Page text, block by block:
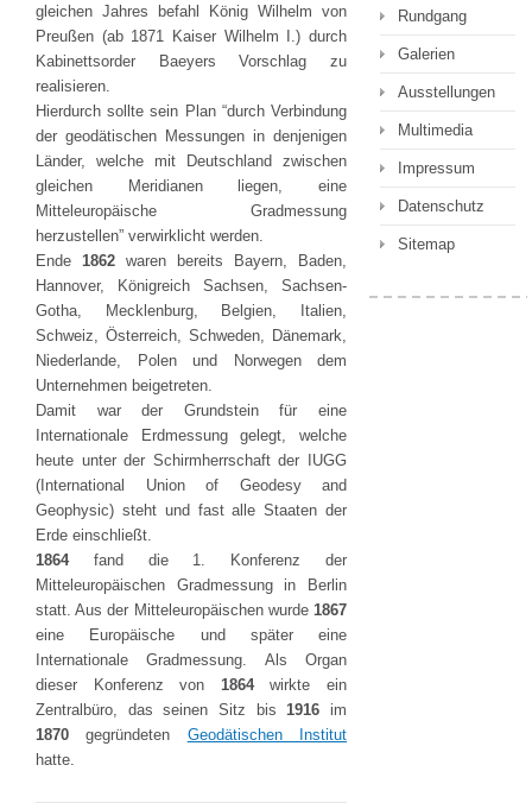
gleichen Jahres befahl König Wilhelm von
Preußen (ab 1871 Kaiser Wilhelm I.) durch
Kabinettsorder Baeyers Vorschlag zu
realisieren.
Hierdurch sollte sein Plan “durch Verbindung
der geodätischen Messungen in denjenigen
Länder, welche mit Deutschland zwischen
gleichen Meridianen liegen, eine
Mitteleuropäische Gradmessung
herzustellen” verwirklicht werden.
Ende 1862 waren bereits Bayern, Baden,
Hannover, Königreich Sachsen, Sachsen-
Gotha, Mecklenburg, Belgien, Italien,
Schweiz, Österreich, Schweden, Dänemark,
Niederlande, Polen und Norwegen dem
Unternehmen beigetreten.
Damit war der Grundstein für eine
Internationale Erdmessung gelegt, welche
heute unter der Schirmherrschaft der IUGG
(International Union of Geodesy and
Geophysic) steht und fast alle Staaten der
Erde einschließt.
1864fand die 1. Konferenz der
Mitteleuropäischen Gradmessung in Berlin
statt. Aus der Mitteleuropäischen wurde 1867
eine Europäische und später eine
Internationale Gradmessung. Als Organ
dieser Konferenz von 1864wirkte ein
Zentralbüro, das seinen Sitz bis 1916 im
1870 gegründeten Geodätischen Institut
hatte.
Rundgang
Galerien
Ausstellungen
Multimedia
Impressum
Datenschutz
Sitemap